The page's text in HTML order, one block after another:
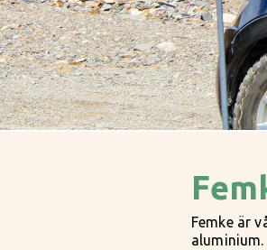
Femke är
aluminium.